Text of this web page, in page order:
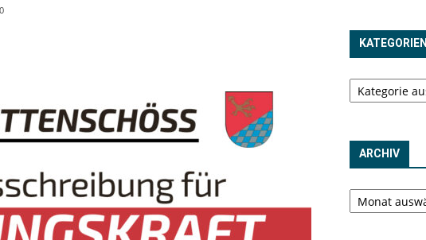
0
KATEGORIEN
Kategorien
ARCHIV
Archiv